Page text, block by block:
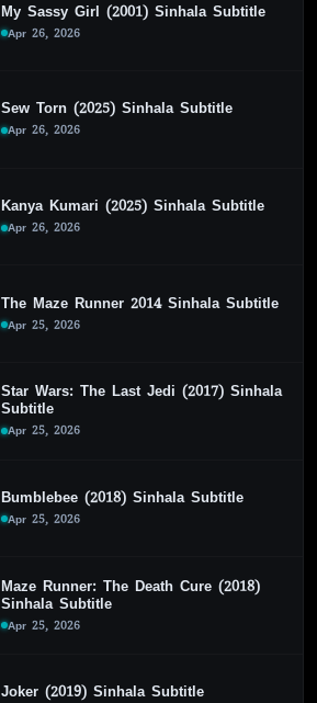
My Sassy Girl (2001) Sinhala Subtitle
Apr 26, 2026
Sew Torn (2025) Sinhala Subtitle
Apr 26, 2026
Kanya Kumari (2025) Sinhala Subtitle
Apr 26, 2026
The Maze Runner 2014 Sinhala Subtitle
Apr 25, 2026
Star Wars: The Last Jedi (2017) Sinhala
Subtitle
Apr 25, 2026
Bumblebee (2018) Sinhala Subtitle
Apr 25, 2026
Maze Runner: The Death Cure (2018)
Sinhala Subtitle
Apr 25, 2026
Joker (2019) Sinhala Subtitle